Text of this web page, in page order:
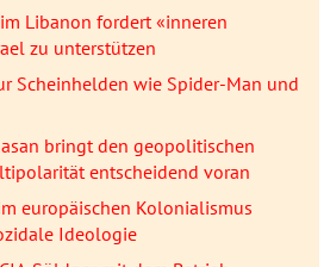
Libanon fordert «inneren
zu unterstützen
Scheinhelden wie Spider-Man und
bringt den geopolitischen
entscheidend voran
europäischen Kolonialismus
Ideologie